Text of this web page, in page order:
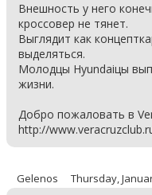
Внешность у него
кроссовер не тянет.
Выглядит как
выделяться.
Молодцы Hyundaiцы
жизни.
Добро пожаловать в
http://
Gelenos Thursday,